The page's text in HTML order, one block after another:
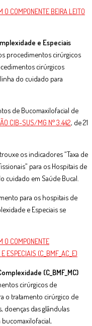
O COMPONENTE BEIRA LEITO
e Especiais
procedimentos cirúrgicos
cirúrgicos
do cuidado para
de Bucomaxilofacial de
CIB-SUS/MG N° 3.442, de 21
os indicadores “Taxa de
para os Hospitais de
cuidado em Saúde Bucal.
para os hospitais de
e Especiais se
O COMPONENTE
ESPECIAIS (C_BMF_AC_E)
(C_BMF_MC)
cirúrgicos de
o tratamento cirúrgico de
doenças das glândulas
bucomaxilofacial,